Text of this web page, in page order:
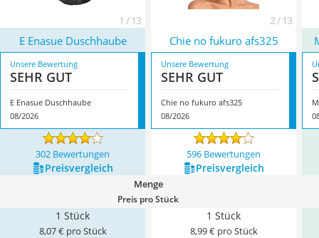
1 / 13 2 / 13
E Enasue Duschhaube Chie no fukuro afs325
Unsere Bewertung
SEHR GUT
E Enasue Duschhaube
08/2026
Unsere Bewertung
SEHR GUT
Chie no fukuro afs325
08/2026
302 Bewertungen 596 Bewertungen
Preis­vergleich Preis­vergleich
Menge
Preis pro Stück
1 Stück
8,07 € pro Stück
1 Stück
8,99 € pro Stück